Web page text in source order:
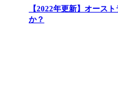
【2022年更新】オース
か？